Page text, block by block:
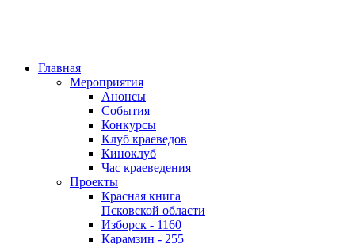
Главная
Мероприятия
Анонсы
События
Конкурсы
Клуб краеведов
Киноклуб
Час краеведения
Проекты
Красная книга
Псковской области
Изборск - 1160
Карамзин - 255